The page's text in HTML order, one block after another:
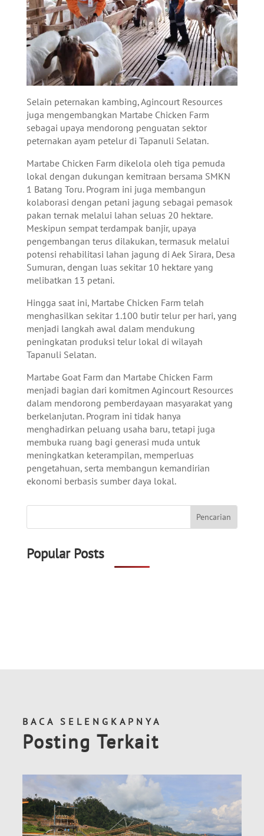
Selain peternakan kambing, Agincourt Resources
juga mengembangkan Martabe Chicken Farm
sebagai upaya mendorong penguatan sektor
peternakan ayam petelur di Tapanuli Selatan.
Martabe Chicken Farm dikelola oleh tiga pemuda
lokal dengan dukungan kemitraan bersama SMKN
1 Batang Toru. Program ini juga membangun
kolaborasi dengan petani jagung sebagai pemasok
pakan ternak melalui lahan seluas 20 hektare.
Meskipun sempat terdampak banjir, upaya
pengembangan terus dilakukan, termasuk melalui
potensi rehabilitasi lahan jagung di Aek Sirara, Desa
Sumuran, dengan luas sekitar 10 hektare yang
melibatkan 13 petani.
Hingga saat ini, Martabe Chicken Farm telah
menghasilkan sekitar 1.100 butir telur per hari, yang
menjadi langkah awal dalam mendukung
peningkatan produksi telur lokal di wilayah
Tapanuli Selatan.
Martabe Goat Farm dan Martabe Chicken Farm
menjadi bagian dari komitmen Agincourt Resources
dalam mendorong pemberdayaan masyarakat yang
berkelanjutan. Program ini tidak hanya
menghadirkan peluang usaha baru, tetapi juga
membuka ruang bagi generasi muda untuk
meningkatkan keterampilan, memperluas
pengetahuan, serta membangun kemandirian
ekonomi berbasis sumber daya lokal.
Popular Posts
BACA SELENGKAPNYA
Posting Terkait